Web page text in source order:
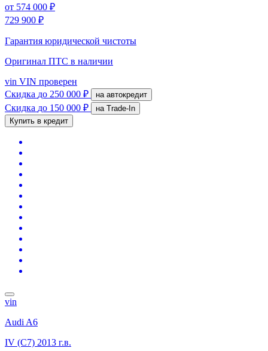
от 574 000 ₽
729 900 ₽
Гарантия юридической чистоты
Оригинал ПТС в наличии
vin VIN проверен
Скидка до 250 000 ₽ на автокредит
Скидка до 150 000 ₽
на Trade-In
Купить в кредит
vin
Audi A6
IV (C7) 2013 г.в.